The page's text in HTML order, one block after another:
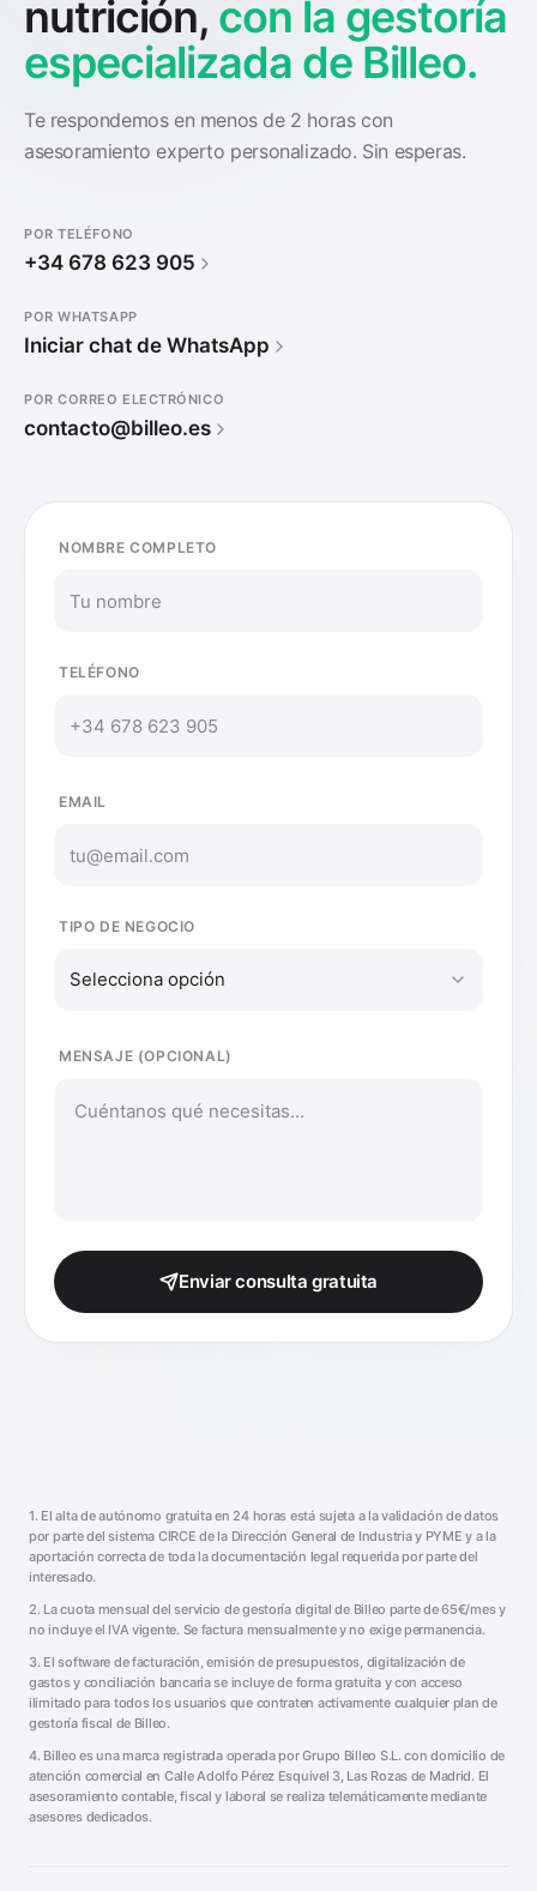
nutrición, con la gestoría
especializada de Billeo.
Te respondemos en menos de 2 horas con
asesoramiento experto personalizado. Sin esperas.
POR TELÉFONO
+34 678 623 905
POR WHATSAPP
Iniciar chat de WhatsApp
POR CORREO ELECTRÓNICO
contacto@billeo.es
NOMBRE COMPLETO
TELÉFONO
EMAIL
TIPO DE NEGOCIO
Selecciona opción
MENSAJE (OPCIONAL)
Enviar consulta gratuita
1. El alta de autónomo gratuita en 24 horas está sujeta a la validación de datos
por parte del sistema CIRCE de la Dirección General de Industria y PYME y a la
aportación correcta de toda la documentación legal requerida por parte del
interesado.
2. La cuota mensual del servicio de gestoría digital de Billeo parte de 65€/mes y
no incluye el IVA vigente. Se factura mensualmente y no exige permanencia.
3. El software de facturación, emisión de presupuestos, digitalización de
gastos y conciliación bancaria se incluye de forma gratuita y con acceso
ilimitado para todos los usuarios que contraten activamente cualquier plan de
gestoría fiscal de Billeo.
4. Billeo es una marca registrada operada por Grupo Billeo S.L. con domicilio de
atención comercial en Calle Adolfo Pérez Esquivel 3, Las Rozas de Madrid. El
asesoramiento contable, fiscal y laboral se realiza telemáticamente mediante
asesores dedicados.